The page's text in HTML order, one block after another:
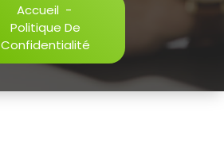
Accueil -
Politique De
Confidentialité